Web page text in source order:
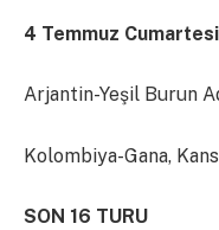
4 Temmuz Cumartesi
Arjantin-Yeşil Burun
Kolombiya-Gana,
SON 16 TURU